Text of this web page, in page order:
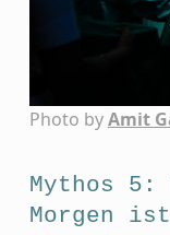
Photo byAmit
Mythos 5:
Morgen